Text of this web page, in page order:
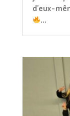
d’eux-
...